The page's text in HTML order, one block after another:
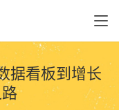
据看板到增长